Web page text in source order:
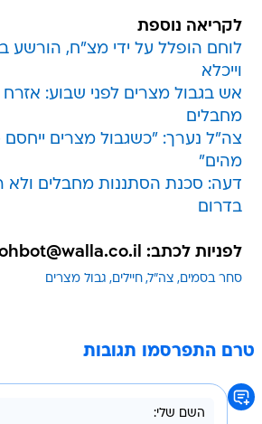
לקריאה נוספת
לוחם הופלל על ידי מצ"ח, הורשע
וייכלא
אש בגבול מצרים לפני שבוע: אזרח
מחבלים
צה"ל נערך: "כשגבול מצרים ייחסם
מהים"
דעה: סכנת הסתננות מחבלים ולא
בדרום
לפניות לכתב: amirbohbot@walla.co.il
סחר בסמים צה"ל חיילים גבול מצרים
טרם התפרסמו תגובות